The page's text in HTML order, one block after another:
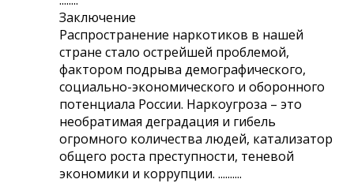
Заключение
Распространение наркотиков в нашей
стране стало острейшей проблемой,
фактором подрыва демографического,
социально-экономического и оборонного
потенциала России. Наркоугроза – это
необратимая деградация и гибель
огромного количества людей, катализатор
общего роста преступности, теневой
экономики и коррупции. ..........